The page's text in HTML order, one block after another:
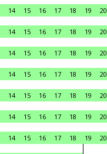
14 15 16 17 18 19 20
14 15 16 17 18 19 20
14 15 16 17 18 19 20
14 15 16 17 18 19 20
14 15 16 17 18 19 20
14 15 16 17 18 19 20
14 15 16 17 18 19 20